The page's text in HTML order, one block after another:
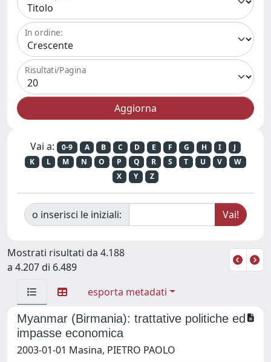
In ordine:
Risultati/Pagina
Vai a: 0-9 A B C D E F G H I
J
K
L M N O P Q R S T U V
W
X
Y Z
o inserisci le iniziali:
Mostrati risultati da 4.188
a 4.207 di 6.489
esporta metadati
Myanmar (Birmania): trattative politiche ed
impasse economica
2003-01-01 Masina, PIETRO PAOLO